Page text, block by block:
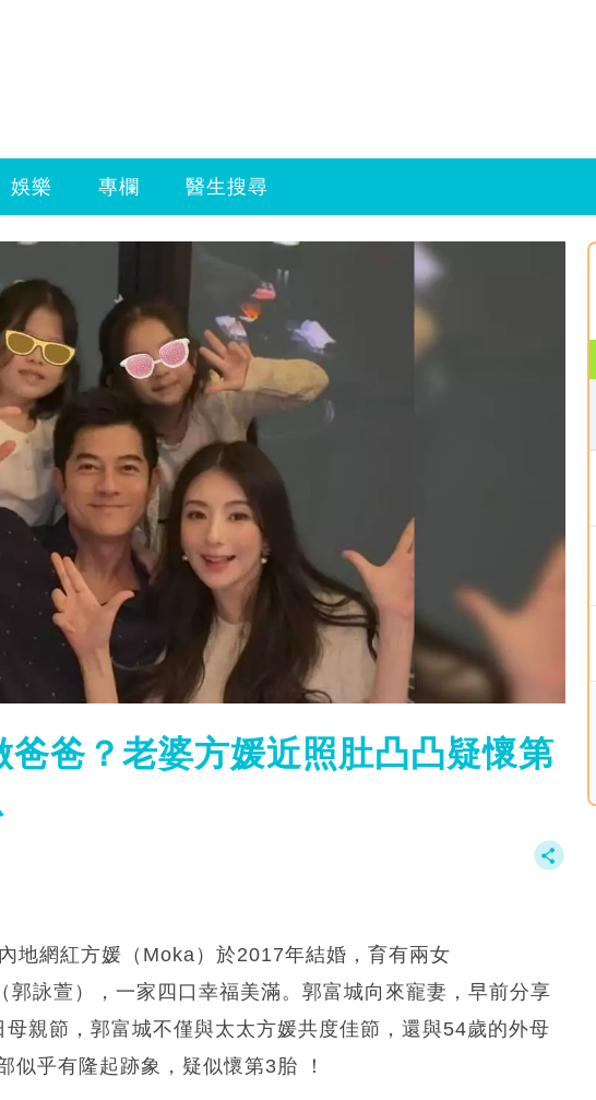
娛樂 專欄 醫生搜尋
爸？老婆方媛近照肚凸凸疑懷第
地網紅方媛（Moka）於2017年結婚，育有兩女
詠萱），一家四口幸福美滿。郭富城向來寵妻，早前分享
親節，郭富城不僅與太太方媛共度佳節，還與54歲的外母
似乎有隆起跡象，疑似懷第3胎 ！